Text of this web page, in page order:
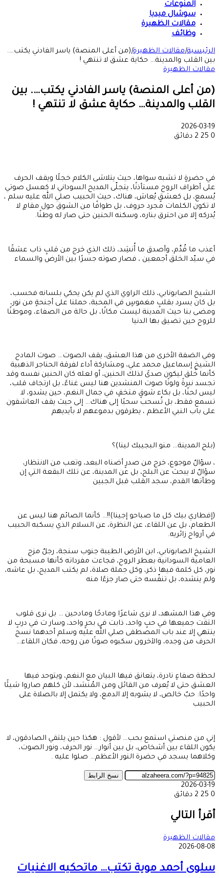
المنوعات
سوشال ميديا
مقالات الظهيرة
وظائف
الرئيسية|مقالات الظهيرة|(من أعلى المنصة) ياسر الفادني يكتب….
بين القلب والمدينة… حكاية عشق لا تنتهي !
مقالات الظهيرة
(من أعلى المنصة) ياسر الفادني يكتب…. بين
القلب والمدينة… حكاية عشق لا تنتهي !
2026-03-19
0
2 دقائق
في حضرةٍ لا تشبه سواها، حيث يتلاشى الكلام خجلًا ويقف الحرف
على أطراف الروح مستأذنًا، يتجلّى المديح السوداني لا كعسل صوتي
يُسمع، بل كعشقٍ يُعاش، هناك، حيث الحبيب صلي الله عليه سلم ،
لا تكون الكلمات مجرد حروف، بل طوافًا من الشوق حول مقامٍ لا
يُدركه إلا من احترق بناره، وسكنه الحنين حتى صار له وطنًا.
أعذب ما قُدِّم، وأصدق ما أُنشِد، ذلك الذي خرج من قلبٍ ذاب عشقًا
في سيّد الخلق أجمعين ، فصار صوته جسرًا بين الأرض والسماء
الشيخ الصابونابي، ذلك الراوي الذي لم يكن يحكي بلسانه فحسب،
بل كان يسرد بقلبٍ مغموسٍ في المحبة، حملنا على أجنحةٍ من نور،
ومضى بنا حيث المدينة ليست مكانًا، بل حالة من الصفاء، وموطنًا
للروح حين تضيق بها الدنيا
وفي الضفة الأخرى من هذا العشق، يقف الصوت… صوت المادح
الشيخ إسماعيل محمد علي، ومشاركة أداء لفرقة الحناجر الذهبية
كأنما خُلق ليكون صدىً لذلك الحنين، أو لعله كان الحنين نفسه وقد
تجسد نبرةً ولونًا صوت المنشدين هنا ليس غناءً، بل ارتجاف قلب،
ليس لحنًا، بل بكاء شوقٍ متخفٍ في جمال النغم، حين يشدو، لا
تسمع فقط، بل تُسحب سحبًا إلى هناك… إلى حيث يقف العاشقون
على باب النبي الأعظم ، يطرقون بدموعهم لا بأيديهم
(بلح المدينة… منو البجيبك لينا)؟
، سؤالٌ موجوع، خرج من صدرٍ أضناه البعد، وتعب من الانتظار،
سؤالٌ لا يبحث عن البلح، بل عن المدينة، عن تلك البقعة التي إن
وطأتها القدم، سجد القلب قبل الجبين
(إفطاري بيك كل ما صباحو إجينا)!!… كأنما الصائم هنا ليس عن
الطعام، بل عن اللقاء، عن النظرة، عن السلام الذي يسكبه الحبيب
في أرواح زائريه.
الشيخ الصابونابي، ابن الأرض الطيبة جنوب سنجة، رجلٌ مزج
العامية السودانية بعطر الروح، فجاءت مفرداته كأنها مسبحة من
نور، كل كلمة فيها ذكر، وكل جملة صلاة، لم يكتب المديح، بل عاشه،
ولم ينشده، بل تنفّسه حتى صار جزءًا منه
وفي هذا المشهد، لا نرى شاعرًا ومادحًا ومادحين … بل نرى قلوب
التقت جميعها في حبٍ واحد، ذابت في بحرٍ واحد، وسار ت في دربٍ لا
ينتهي إلا عند باب المصطفى صلي الله عليه وسلم أحدهما نسج
الحرف من وجده، والآخرون سكبوه صوتًا من روحه، فكان اللقاء…
لحظة صفاءٍ نادرة، يتعانق فيها البيان مع النغم، ويتوحد فيها
العشق حتى لا يُعرف من القائل ومن المُنشد، لأن كلهم صاروا شيئًا
واحدًا: حبٌ خالص، لا يشوبه إلا الدمع، ولا يكتمل إلا بالصلاة على
الحبيب
إني من منصتي استمع بحب… لأقول : هكذا حين يلتقي الصادقون، لا
يكون اللقاء بين أشخاص، بل بين أنوار… نور الحرف، ونور الصوت،
وكلاهما يسجد في حضرة النور الأعظم… صلوا عليه .
نسخ الرابط
2026-03-19
0
2 دقائق
عبر
البريد
أقرأ التالي
مقالات الظهيرة
2026-08-08
سلوى أحمد موية تكتب… ماتحكيه الاغنيات